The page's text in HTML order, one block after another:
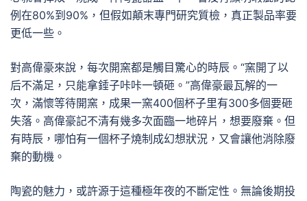
例在80%到90%，但假如顛末專門研究質檢，真正製品率要
更低一些。
對高偉豪來說，每次開窯都是觸目驚心的時辰。“窯開了以
后不滿足，只能拿錘子咔咔一頓砸。”高偉豪最瓦解的一
次，滿懷等待開窯，成果一窯400個杯子里有300多個要砸
失落。高偉豪記不清有幾多次面臨一地碎片，想要廢棄。但
有時辰，哪怕有一個杯子燒制成幻想狀況，又會讓他消除廢
棄的動機。
陶瓷的魅力，或許源于這種極年夜的不斷定性。無論後期投